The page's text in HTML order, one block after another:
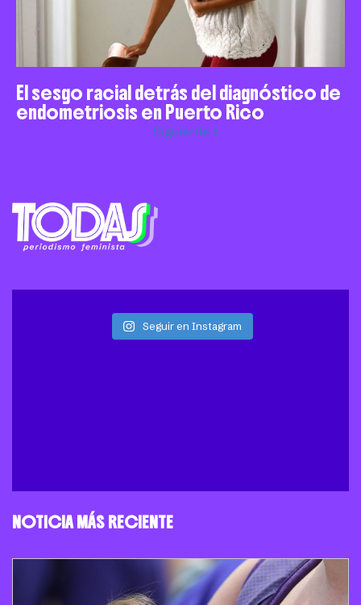
El sesgo racial detrás del diagnóstico de
endometriosis en Puerto Rico
Siguiente »
Seguir en Instagram
NOTICIA MÁS RECIENTE